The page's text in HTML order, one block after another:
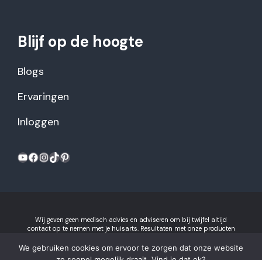
Blijf op de hoogte
Blogs
Ervaringen
Inloggen
Wij geven geen medisch advies en adviseren om bij twijfel altijd
contact op te nemen met je huisarts. Resultaten met onze producten
privacyverklaring
Gezonderecepten.nl is onderdeel van Recept voor Succes B.V.
We gebruiken cookies om ervoor te zorgen dat onze website